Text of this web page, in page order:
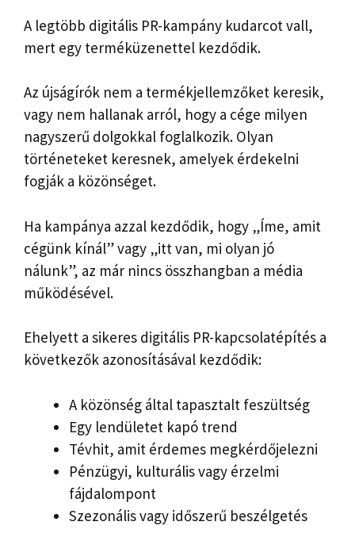
A legtöbb digitális PR-kampány kudarcot vall,
mert egy terméküzenettel kezdődik.
Az újságírók nem a termékjellemzőket keresik,
vagy nem hallanak arról, hogy a cége milyen
nagyszerű dolgokkal foglalkozik. Olyan
történeteket keresnek, amelyek érdekelni
fogják a közönséget.
Ha kampánya azzal kezdődik, hogy „Íme, amit
cégünk kínál” vagy „itt van, mi olyan jó
nálunk”, az már nincs összhangban a média
működésével.
Ehelyett a sikeres digitális PR-kapcsolatépítés a
következők azonosításával kezdődik:
A közönség által tapasztalt feszültség
Egy lendületet kapó trend
Tévhit, amit érdemes megkérdőjelezni
Pénzügyi, kulturális vagy érzelmi
fájdalompont
Szezonális vagy időszerű beszélgetés